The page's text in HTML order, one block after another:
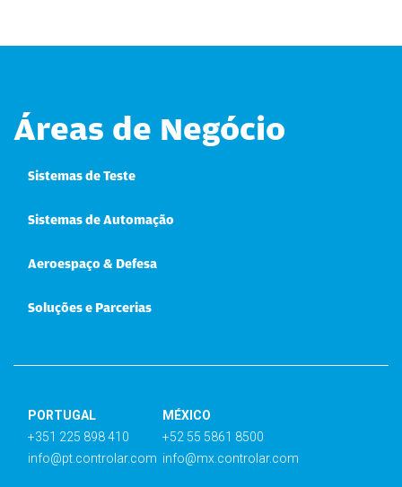
Áreas de Negócio
Sistemas de Teste
Sistemas de Automação
Aeroespaço & Defesa
Soluções e Parcerias
PORTUGAL
+351 225 898 410
info@pt.controlar.com
MÉXICO
+52 55 5861 8500
info@mx.controlar.com